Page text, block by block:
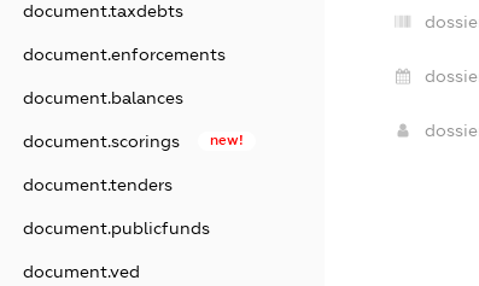
document.taxdebts
document.enforcements
document.balances
document.scorings new!
document.tenders
document.publicfunds
document.ved